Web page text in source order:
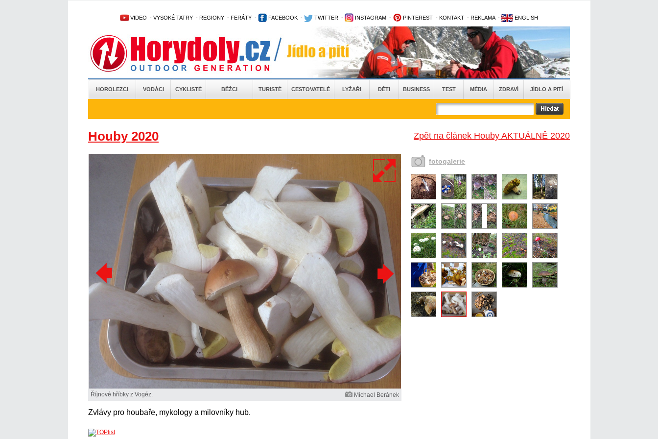
VIDEO - VYSOKÉ TATRY - REGIONY - FERÁTY - FACEBOOK - TWITTER - INSTAGRAM - PINTEREST - KONTAKT - REKLAMA - ENGLISH
HOROLEZCI VODÁCI CYKLISTÉ BĚŽCI TURISTÉ CESTOVATELÉ LYŽAŘI DĚTI BUSINESS TEST MÉDIA ZDRAVÍ JÍDLO A PITÍ
Zpět na článek Houby AKTUÁLNĚ 2020
Houby 2020
Říjnové hříbky z Vogéz. Michael Beránek
Zvlávy pro houbaře, mykology a milovníky hub.
fotogalerie